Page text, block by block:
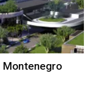
Montenegro